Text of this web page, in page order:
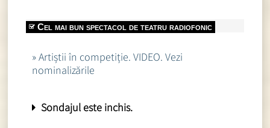
Cel mai bun spectacol de teatru radiofonic
» Artiștii în competiție. VIDEO. Vezi
nominalizările
Sondajul este inchis.